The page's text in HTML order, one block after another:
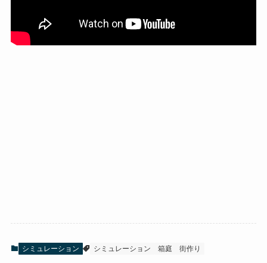
シミュレーション シミュレーション 箱庭 街作り